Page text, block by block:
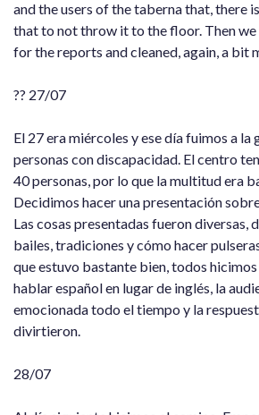
and the users of the taberna that, there
that to not throw it to the floor. Then
for the reports and cleaned, again, a bit
?? 27/07
El 27 era miércoles y ese día fuimos a la
personas con discapacidad. El centro
40 personas, por lo que la multitud era
Decidimos hacer una presentación
Las cosas presentadas fueron diversas,
bailes, tradiciones y cómo hacer
que estuvo bastante bien, todos
hablar español en lugar de inglés, la
emocionada todo el tiempo y la
divirtieron.
28/07